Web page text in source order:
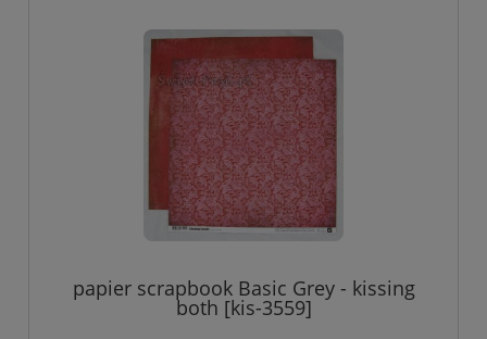
papier scrapbook Basic Grey - kissing
both [kis-3559]